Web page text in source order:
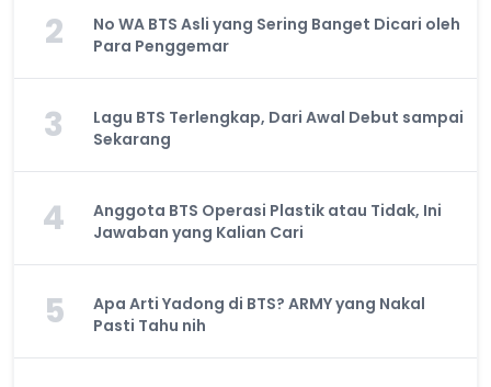
2
No WA BTS Asli yang Sering Banget Dicari oleh
Para Penggemar
3
Lagu BTS Terlengkap, Dari Awal Debut sampai
Sekarang
4
Anggota BTS Operasi Plastik atau Tidak, Ini
Jawaban yang Kalian Cari
5
Apa Arti Yadong di BTS? ARMY yang Nakal
Pasti Tahu nih